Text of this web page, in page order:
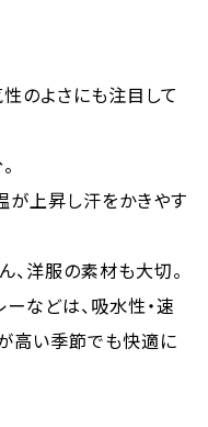
のよさにも注目して
が上昇し汗をかきやす
、洋服の素材も大切。
ーなどは、吸水性・速
高い季節でも快適に